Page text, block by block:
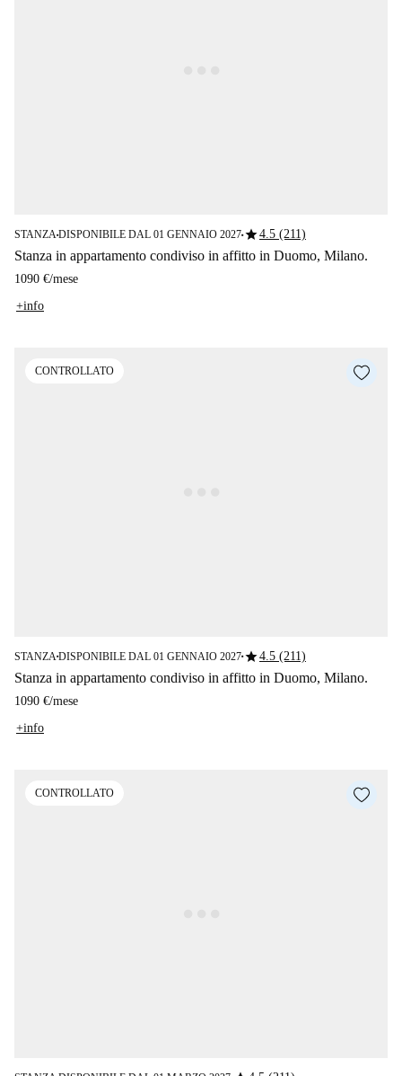
STANZA■DISPONIBILE DAL 01 GENNAIO 2027■star4.5 (211)
Stanza in appartamento condiviso in affitto in Duomo, Milano.
1090 €/mese
+info
CONTROLLATO
STANZA■DISPONIBILE DAL 01 GENNAIO 2027■star4.5 (211)
Stanza in appartamento condiviso in affitto in Duomo, Milano.
1090 €/mese
+info
CONTROLLATO